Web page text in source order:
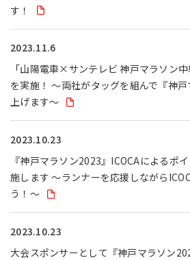
す！
2023.11.6
「山陽電車×サンテレビ 神戸マラソン中
を実施！ ～両社がタッグを組んで『神
上げます～
2023.10.23
『神戸マラソン2023』ICOCAによるポ
施します ～ランナーを応援しながら
う！～
2023.10.23
大会スポンサーとして『神戸マラソン